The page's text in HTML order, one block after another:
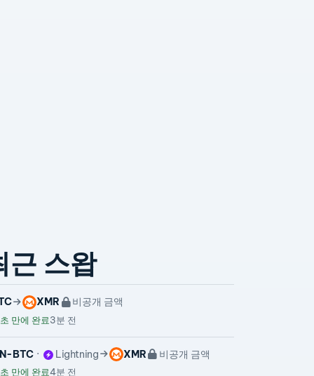
근 스왑
XMR 비공개 금액
만에 완료3분 전
BTC Lightning XMR 비공개 금액
만에 완료4분 전